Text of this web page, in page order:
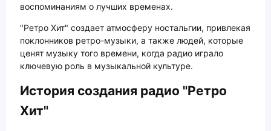
воспоминаниям о лучших временах.
"Ретро Хит" создает атмосферу ностальгии, привлекая
поклонников ретро-музыки, а также людей, которые
ценят музыку того времени, когда радио играло
ключевую роль в музыкальной культуре.
История создания радио "Ретро
Хит"